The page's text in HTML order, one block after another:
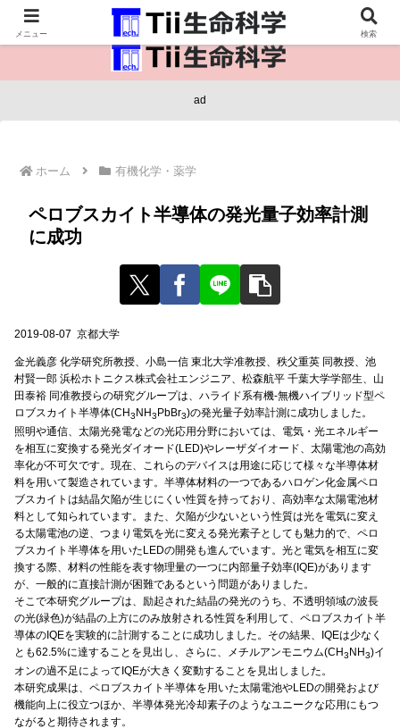
医療保健・生命・生物の情報インフラ。
ad
ホーム 有機化学・薬学
ペロブスカイト半導体の発光量子効率計測
に成功
2019-08-07 京都大学
金光義彦 化学研究所教授、小島一信 東北大学准教授、秩父重英 同教授、池
村賢一郎 浜松ホトニクス株式会社エンジニア、松森航平 千葉大学学部生、山
田泰裕 同准教授らの研究グループは、ハライド系有機-無機ハイブリッド型ペ
ロブスカイト半導体(CH3NH3PbBr3)の発光量子効率計測に成功しました。
照明や通信、太陽光発電などの光応用分野においては、電気・光エネルギー
を相互に変換する発光ダイオード(LED)やレーザダイオード、太陽電池の高効
率化が不可欠です。現在、これらのデバイスは用途に応じて様々な半導体材
料を用いて製造されています。半導体材料の一つであるハロゲン化金属ペロ
ブスカイトは結晶欠陥が生じにくい性質を持っており、高効率な太陽電池材
料として知られています。また、欠陥が少ないという性質は光を電気に変え
る太陽電池の逆、つまり電気を光に変える発光素子としても魅力的で、ペロ
ブスカイト半導体を用いたLEDの開発も進んでいます。光と電気を相互に変
換する際、材料の性能を表す物理量の一つに内部量子効率(IQE)があります
が、一般的に直接計測が困難であるという問題がありました。
そこで本研究グループは、励起された結晶の発光のうち、不透明領域の波長
の光(緑色)が結晶の上方にのみ放射される性質を利用して、ペロブスカイト半
導体のIQEを実験的に計測することに成功しました。その結果、IQEは少なく
とも62.5%に達することを見出し、さらに、メチルアンモニウム(CH3 NH3)イ
オンの過不足によってIQEが大きく変動することを見出しました。
本研究成果は、ペロブスカイト半導体を用いた太陽電池やLEDの開発および
機能向上に役立つほか、半導体発光冷却素子のようなユニークな応用にもつ
ながると期待されます。
メニュー 検索